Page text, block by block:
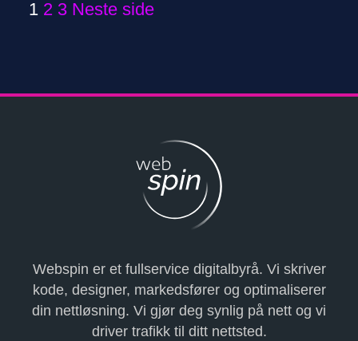
S
D
I
N
Page
1 Page
2 Page
3 Neste side
Webspin er et fullservice digitalbyrå. Vi skriver
kode, designer, markedsfører og optimaliserer
din nettløsning. Vi gjør deg synlig på nett og vi
driver trafikk til ditt nettsted.